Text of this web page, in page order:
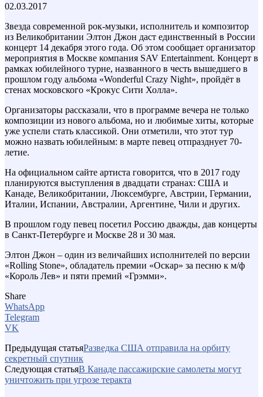
02.03.2017
Звезда современной рок-музыки, исполнитель и композитор
из Великобритании Элтон Джон даст единственный в России
концерт 14 декабря этого года. Об этом сообщает организатор
мероприятия в Москве компания SAV Entertainment. Концерт в
рамках юбилейного турне, названного в честь вышедшего в
прошлом году альбома «Wonderful Crazy Night», пройдёт в
стенах московского «Крокус Сити Холла».
Организаторы рассказали, что в программе вечера не только
композиции из нового альбома, но и любимые хиты, которые
уже успели стать классикой. Они отметили, что этот тур
можно назвать юбилейным: в марте певец отпразднует 70-
летие.
На официальном сайте артиста говорится, что в 2017 году
планируются выступления в двадцати странах: США и
Канаде, Великобритании, Люксембурге, Австрии, Германии,
Италии, Испании, Австралии, Аргентине, Чили и других.
В прошлом году певец посетил Россию дважды, дав концерты
в Санкт-Петербурге и Москве 28 и 30 мая.
Элтон Джон – один из величайших исполнителей по версии
«Rolling Stone», обладатель премии «Оскар» за песню к м/ф
«Король Лев» и пяти премий «Грэмми».
Share
WhatsApp
Telegram
VK
Предыдущая статьяРазведка США отправила на орбиту
секретный спутник
Следующая статьяВ Канаде пассажирские самолеты могут
уничтожить при угрозе теракта